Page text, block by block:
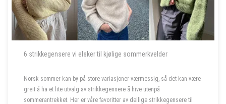
6 strikkegensere vi elsker til kjølige sommerkvelder
Norsk sommer kan by på store variasjoner værmessig, så det kan være
greit å ha et lite utvalg av strikkegensere å hive utenpå
sommerantrekket. Her er våre favoritter av deilige strikkegensere til